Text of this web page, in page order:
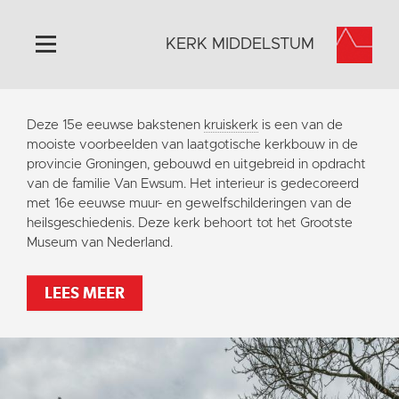
Home
Algemeen
Historie
Omgeving
Het Grootste Museum
Steun ons
KERK MIDDELSTUM
Deze 15e eeuwse bakstenen kruiskerk is een van de
mooiste voorbeelden van laatgotische kerkbouw in de
provincie Groningen, gebouwd en uitgebreid in opdracht
van de familie Van Ewsum. Het interieur is gedecoreerd
met 16e eeuwse muur- en gewelfschilderingen van de
heilsgeschiedenis. Deze kerk behoort tot het Grootste
Museum van Nederland.
LEES MEER